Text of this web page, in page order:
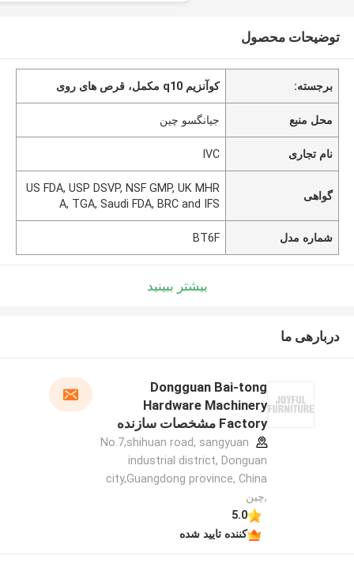
توضیحات محصول
برجسته: کوآنزیم q10 مکمل، قرص های روی
محل منبع جیانگسو چین
نام تجاری IVC
گواهی
US FDA, USP DSVP, NSF GMP, UK MHR
A, TGA, Saudi FDA, BRC and IFS
شماره مدل BT6F
بیشتر ببینید
دربارهی ما
Dongguan Bai-tong
Hardware Machinery
Factory مشخصات سازنده
No.7,shihuan road, sangyuan
industrial district, Donguan
city,Guangdong province, China
,چین
5.0
کننده تایید شده